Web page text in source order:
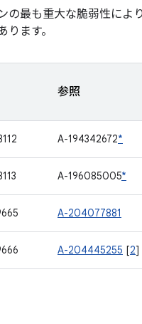
の最も重大な脆弱性によ
ります。
参照
A-194342672*
A-196085005*
A-204077881
A-204445255 [2]